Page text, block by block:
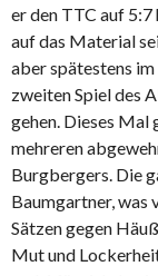
er den TTC auf
auf das Material
aber spätestens
zweiten Spiel des
gehen. Dieses Mal
mehreren
Burgbergers. Die
Baumgartner, was
Sätzen gegen
Mut und